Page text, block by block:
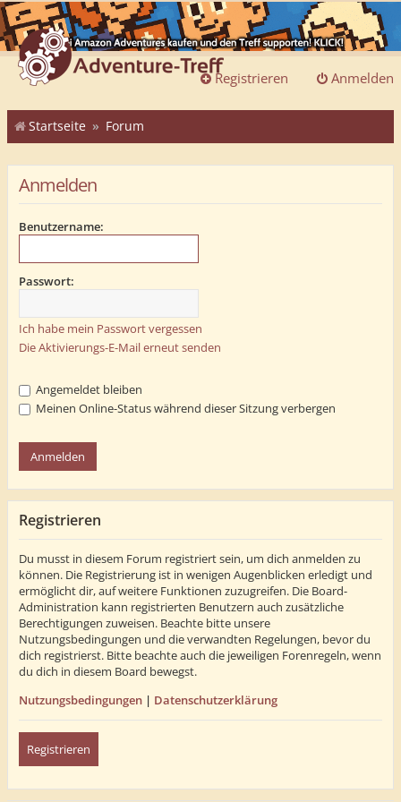
Anmelden
Registrieren
Startseite Forum
Anmelden
Benutzername:
Passwort:
Ich habe mein Passwort vergessen
Die Aktivierungs-E-Mail erneut senden
Angemeldet bleiben
Meinen Online-Status während dieser Sitzung verbergen
Registrieren
Du musst in diesem Forum registriert sein, um dich anmelden zu
können. Die Registrierung ist in wenigen Augenblicken erledigt und
ermöglicht dir, auf weitere Funktionen zuzugreifen. Die Board-
Administration kann registrierten Benutzern auch zusätzliche
Berechtigungen zuweisen. Beachte bitte unsere
Nutzungsbedingungen und die verwandten Regelungen, bevor du
dich registrierst. Bitte beachte auch die jeweiligen Forenregeln, wenn
du dich in diesem Board bewegst.
Nutzungsbedingungen | Datenschutzerklärung
Registrieren